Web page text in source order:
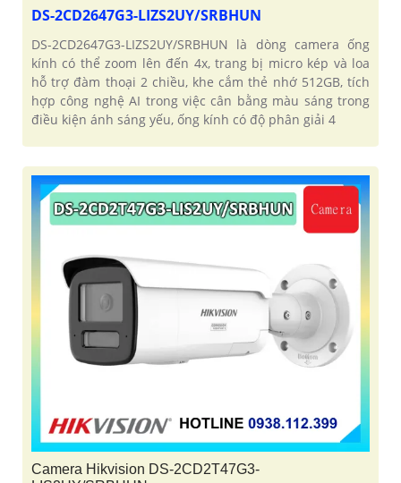
DS-2CD2647G3-LIZS2UY/SRBHUN
DS-2CD2647G3-LIZS2UY/SRBHUN là dòng camera ống
kính có thể zoom lên đến 4x, trang bị micro kép và loa
hỗ trợ đàm thoại 2 chiều, khe cắm thẻ nhớ 512GB, tích
hợp công nghệ AI trong việc cân bằng màu sáng trong
điều kiện ánh sáng yếu, ống kính có độ phân giải 4
Camera Hikvision DS-2CD2T47G3-